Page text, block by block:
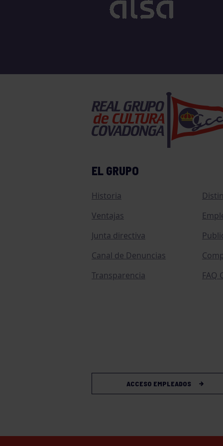
TENIS
EL GRUPO
Historia
Ventajas
Junta directiva
Canal de Denuncias
Transparencia
FAQ
ACCESO EMPLEADOS